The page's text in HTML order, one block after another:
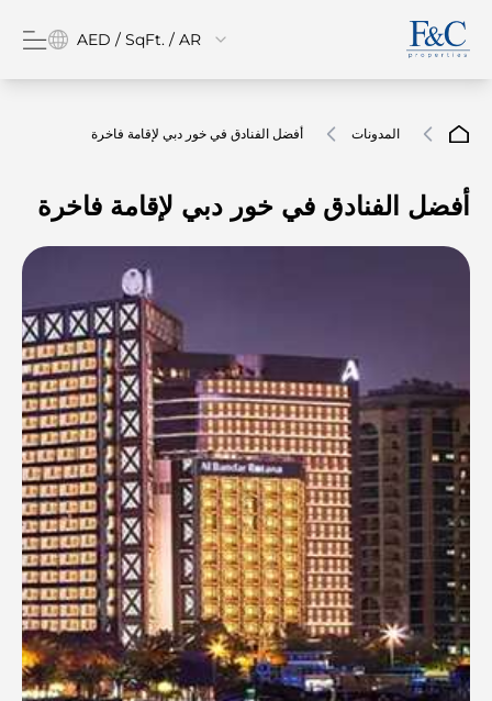
AED / SqFt. / AR
المدونات أفضل الفنادق في خور دبي لإقامة فاخرة
أفضل الفنادق في خور دبي لإقامة فاخرة